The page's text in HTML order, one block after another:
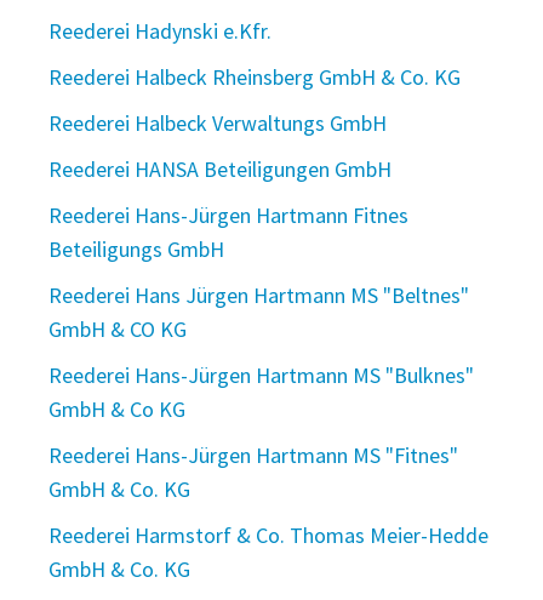
Reederei Hadynski e.Kfr.
Reederei Halbeck Rheinsberg GmbH & Co. KG
Reederei Halbeck Verwaltungs GmbH
Reederei HANSA Beteiligungen GmbH
Reederei Hans-Jürgen Hartmann Fitnes
Beteiligungs GmbH
Reederei Hans Jürgen Hartmann MS "Beltnes"
GmbH & CO KG
Reederei Hans-Jürgen Hartmann MS "Bulknes"
GmbH & Co KG
Reederei Hans-Jürgen Hartmann MS "Fitnes"
GmbH & Co. KG
Reederei Harmstorf & Co. Thomas Meier-Hedde
GmbH & Co. KG